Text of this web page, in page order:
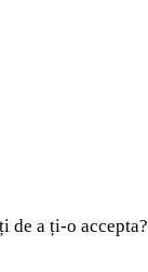
de a ți-o accepta?